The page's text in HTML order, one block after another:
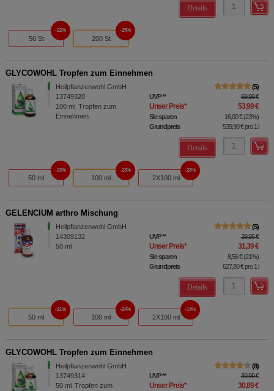
Details
50 St
22%
200 St
25%
GLYCOWOHL Tropfen zum Einnehmen
Heilpflanzenwohl GmbH
13749320
100 ml Tropfen zum
Einnehmen
5
UVP** 69,99 €
Unser Preis* 53,99 €
Sie sparen 16,00 €(23%)
Grundpreis
539,90 €pro 1 l
Details
50 ml
23%
100 ml
23%
2X100 ml
23%
GELENCIUM arthro Mischung
Heilpflanzenwohl GmbH
14309132
50 ml
5
UVP** 39,95 €
Unser Preis* 31,39 €
Sie sparen 8,56 €(21%)
Grundpreis
627,80 €pro 1 l
Details
50 ml
21%
100 ml
24%
2X100 ml
14%
GLYCOWOHL Tropfen zum Einnehmen
Heilpflanzenwohl GmbH
13749314
50 ml Tropfen zum
8
UVP** 39,99 €
Unser Preis* 30,89 €